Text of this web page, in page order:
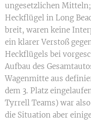
ungesetzlichen
Heckflügel in Long
breit, waren keine
ein klarer Verstoß
Heckflügels bei
Aufbau des
Wagenmitte aus
dem 3. Platz
Tyrrell Teams) war
die Situation aber